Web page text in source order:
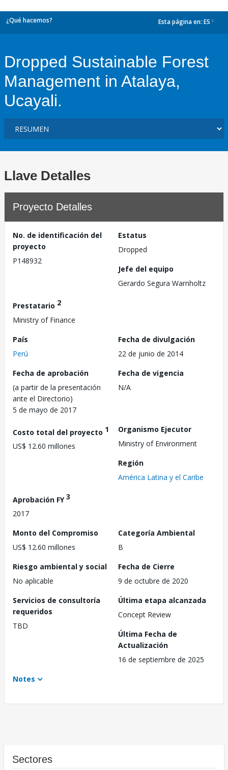
¿Qué hacemos? Esta página en: ES
Dropped Sustainable Forest
Management in Atalaya,
Ucayali.
Llave Detalles
Proyecto Detalles
No. de identificación del
proyecto
P148932
Estatus
Dropped
Jefe del equipo
Gerardo Segura Warnholtz
Prestatario 2
Ministry of Finance
País
Perú
Fecha de divulgación
22 de junio de 2014
Fecha de aprobación
(a partir de la presentación
ante el Directorio)
5 de mayo de 2017
Fecha de vigencia
N/A
Costo total del proyecto 1
US$ 12.60 millones
Organismo Ejecutor
Ministry of Environment
Región
América Latina y el Caribe
Aprobación FY3
2017
Monto del Compromiso
US$ 12.60 millones
Categoría Ambiental
B
Riesgo ambiental y social
No aplicable
Fecha de Cierre
9 de octubre de 2020
Servicios de consultoría
requeridos
TBD
Última etapa alcanzada
Concept Review
Última Fecha de
Actualización
16 de septiembre de 2025
Notes
Sectores